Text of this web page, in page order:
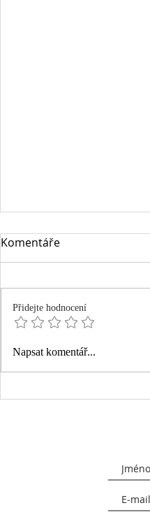
Deník vděčnosti - jak a
Komentáře
Přidejte hodnocení
Napsat komentář...